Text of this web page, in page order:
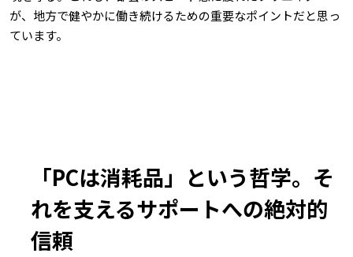
が、地方で健やかに働き続けるための重要なポイントだと思っ
ています。
「PCは消耗品」という哲学。そ
れを支えるサポートへの絶対的
信頼